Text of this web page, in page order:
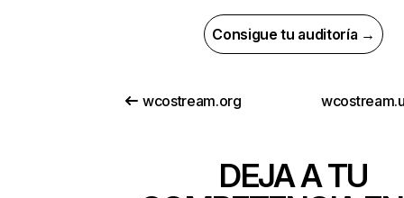
Consigue tu auditoría →
wcostream.org
DEJA A TU